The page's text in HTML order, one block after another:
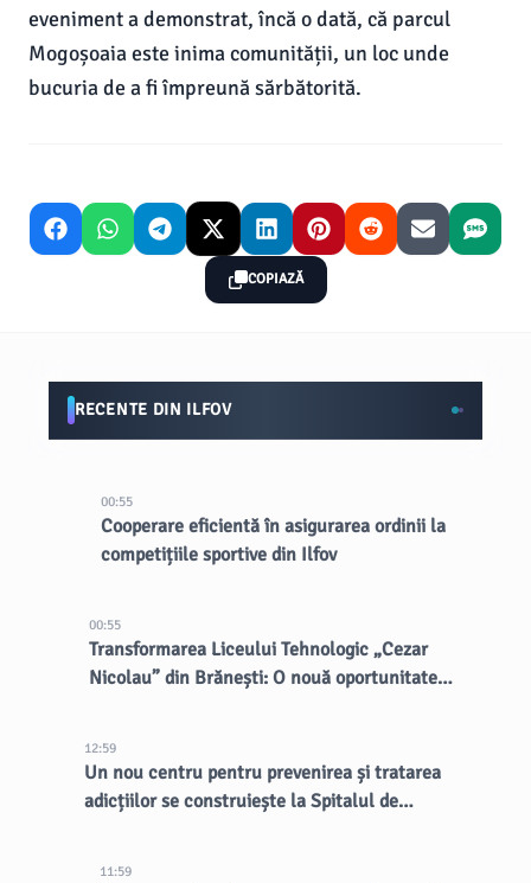
eveniment a demonstrat, încă o dată, că parcul
Mogoșoaia este inima comunității, un loc unde
bucuria de a fi împreună sărbătorită.
COPIAZĂ
RECENTE DIN ILFOV
00:55
Cooperare eficientă în asigurarea ordinii la
competițiile sportive din Ilfov
00:55
Transformarea Liceului Tehnologic „Cezar
Nicolau” din Brănești: O nouă oportunitate
12:59
Un nou centru pentru prevenirea și tratarea
adicțiilor se construiește la Spitalul de
11:59